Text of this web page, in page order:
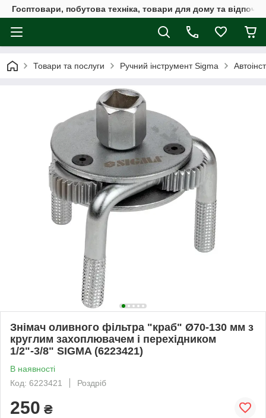
Госптовари, побутова техніка, товари для дому та
Товари та послуги Ручний інструмент Sigma
Знімач оливного фільтра "краб" Ø70-130 мм з
круглим захоплювачем і перехідником
1/2"-3/8" SIGMA (6223421)
В наявності
Код: 6223421
Роздріб
250 ₴